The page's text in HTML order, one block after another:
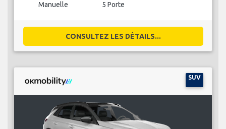
Manuelle 5 Porte
CONSULTEZ LES DÉTAILS...
SUV